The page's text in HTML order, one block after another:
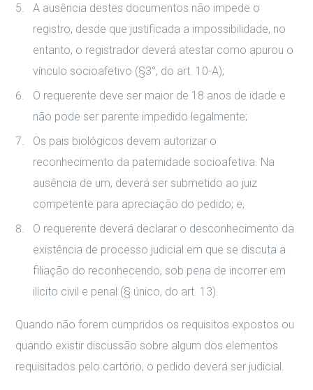
A ausência destes documentos não impede o
registro, desde que justificada a impossibilidade, no
entanto, o registrador deverá atestar como apurou o
vínculo socioafetivo (§3°, do art. 10-A);
O requerente deve ser maior de 18 anos de idade e
não pode ser parente impedido legalmente;
Os pais biológicos devem autorizar o
reconhecimento da paternidade socioafetiva. Na
ausência de um, deverá ser submetido ao juiz
competente para apreciação do pedido; e,
O requerente deverá declarar o desconhecimento da
existência de processo judicial em que se discuta a
filiação do reconhecendo, sob pena de incorrer em
ilícito civil e penal (§ único, do art. 13).
Quando não forem cumpridos os requisitos expostos ou
quando existir discussão sobre algum dos elementos
requisitados pelo cartório, o pedido deverá ser judicial.